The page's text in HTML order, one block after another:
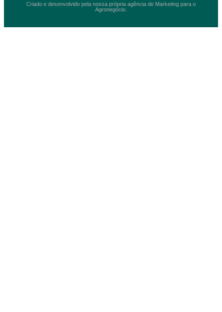
Criado e desenvolvido pela nossa própria agência de Marketing para o
Agronegócio.